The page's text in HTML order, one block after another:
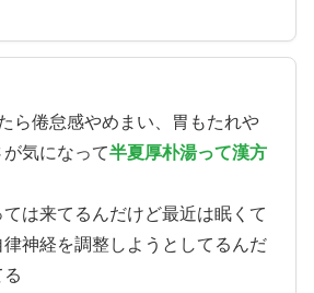
ら倦怠感やめまい、胃もたれや
気になって半夏厚朴湯って漢方
は来てるんだけど最近は眠くて
神経を調整しようとしてるんだ